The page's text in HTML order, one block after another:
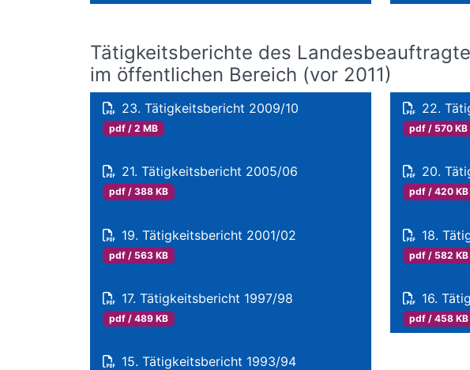
Tätigkeitsberichte des
im öffentlichen Bereich (vor 2011)
23. Tätigkeitsbericht 2009/10
pdf / 2 MB
21. Tätigkeitsbericht 2005/06
pdf / 388 KB
19. Tätigkeitsbericht 2001/02
pdf / 563 KB
17. Tätigkeitsbericht 1997/98
pdf / 489 KB
15. Tätigkeitsbericht 1993/94
22.
pdf / 570 KB
20.
pdf / 420 KB
18.
pdf / 582 KB
16.
pdf / 458 KB